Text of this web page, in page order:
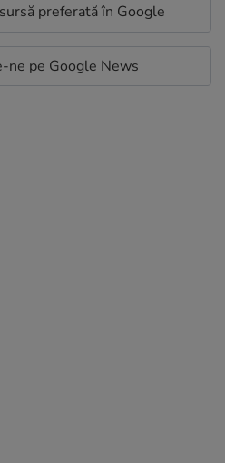
preferată în Google
ne pe Google News